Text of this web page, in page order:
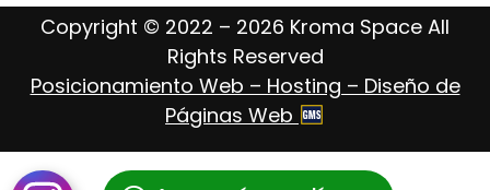
Copyright © 2022 – 2026 Kroma Space All
Rights Reserved
Posicionamiento Web – Hosting – Diseño de
Páginas Web